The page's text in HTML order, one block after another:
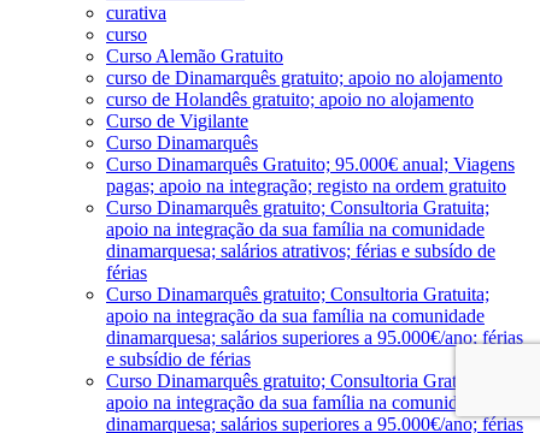
curativa
curso
Curso Alemão Gratuito
curso de Dinamarquês gratuito; apoio no alojamento
curso de Holandês gratuito; apoio no alojamento
Curso de Vigilante
Curso Dinamarquês
Curso Dinamarquês Gratuito; 95.000€ anual; Viagens
pagas; apoio na integração; registo na ordem gratuito
Curso Dinamarquês gratuito; Consultoria Gratuita;
apoio na integração da sua família na comunidade
dinamarquesa; salários atrativos; férias e subsído de
férias
Curso Dinamarquês gratuito; Consultoria Gratuita;
apoio na integração da sua família na comunidade
dinamarquesa; salários superiores a 95.000€/ano; férias
e subsídio de férias
Curso Dinamarquês gratuito; Consultoria Gratuita;
apoio na integração da sua família na comunidade
dinamarquesa; salários superiores a 95.000€/ano; férias